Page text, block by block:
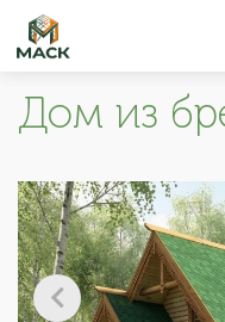
Дом из